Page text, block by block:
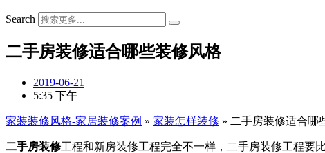
Search
二手房装修适合哪些装修风格
2019-06-21
5:35 下午
家装装修风格-家居装修案例 » 家装怎样装修 » 二手房装修适合哪
二手房装修工程和新房装修工程完全不一样，二手房装修工程要